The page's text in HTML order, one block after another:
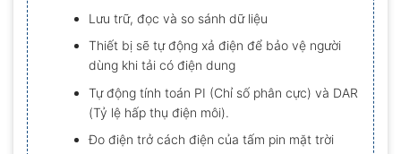
Lưu trữ, đọc và so sánh dữ liệu
Thiết bị sẽ tự động xả điện để bảo vệ người
dùng khi tải có điện dung
Tự động tính toán PI (Chỉ số phân cực) và DAR
(Tỷ lệ hấp thụ điện môi).
Đo điện trở cách điện của tấm pin mặt trời